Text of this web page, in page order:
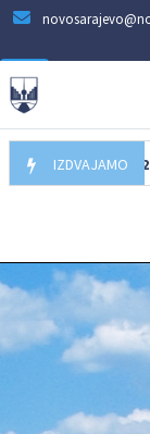
IZDVAJAMO
07.08.2026